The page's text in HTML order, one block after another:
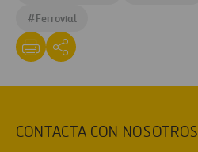
#Ferrovial
CONTACTA CON NOSOTROS